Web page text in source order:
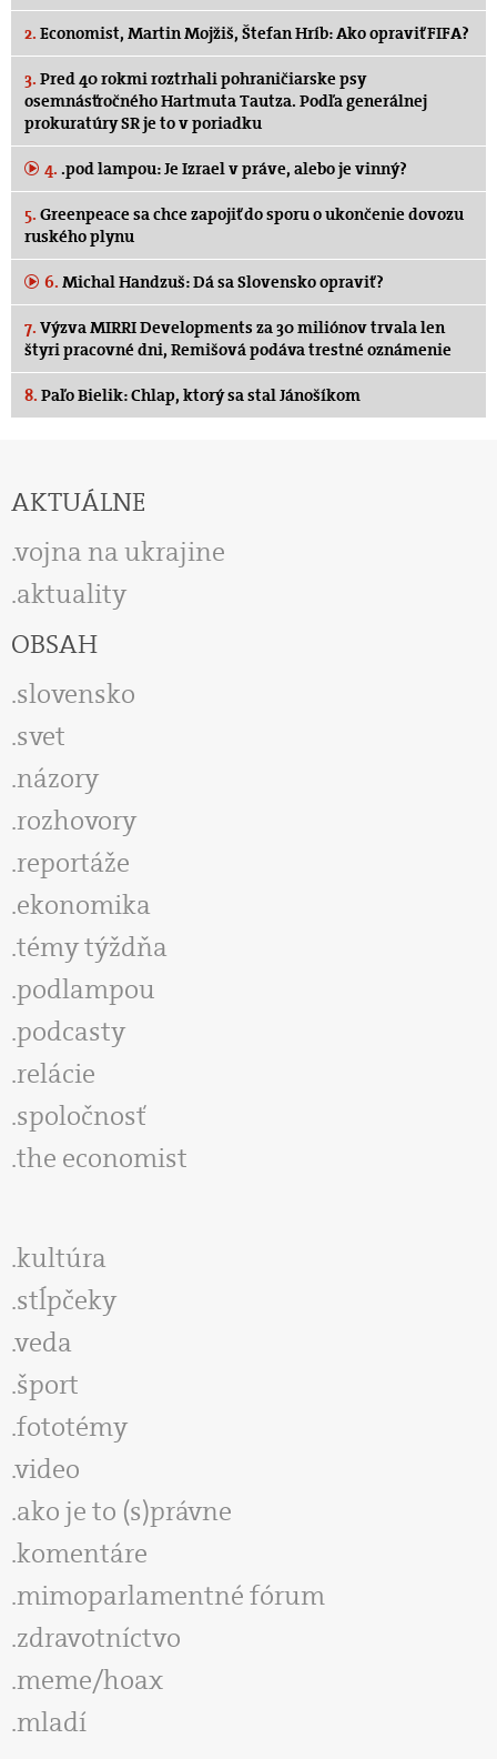
2. Economist, Martin Mojžiš, Štefan Hríb: Ako opraviť FIFA?
3. Pred 40 rokmi roztrhali pohraničiarske psy
osemnásťročného Hartmuta Tautza. Podľa generálnej
prokuratúry SR je to v poriadku
4. .pod lampou: Je Izrael v práve, alebo je vinný?
5. Greenpeace sa chce zapojiť do sporu o ukončenie dovozu
ruského plynu
6. Michal Handzuš: Dá sa Slovensko opraviť?
7. Výzva MIRRI Developments za 30 miliónov trvala len
štyri pracovné dni, Remišová podáva trestné oznámenie
8. Paľo Bielik: Chlap, ktorý sa stal Jánošíkom
AKTUÁLNE
vojna na ukrajine
aktuality
OBSAH
slovensko
svet
názory
rozhovory
reportáže
ekonomika
témy týždňa
podlampou
podcasty
relácie
spoločnosť
the economist
kultúra
stĺpčeky
veda
šport
fototémy
video
ako je to (s)právne
komentáre
mimoparlamentné fórum
zdravotníctvo
meme/hoax
mladí